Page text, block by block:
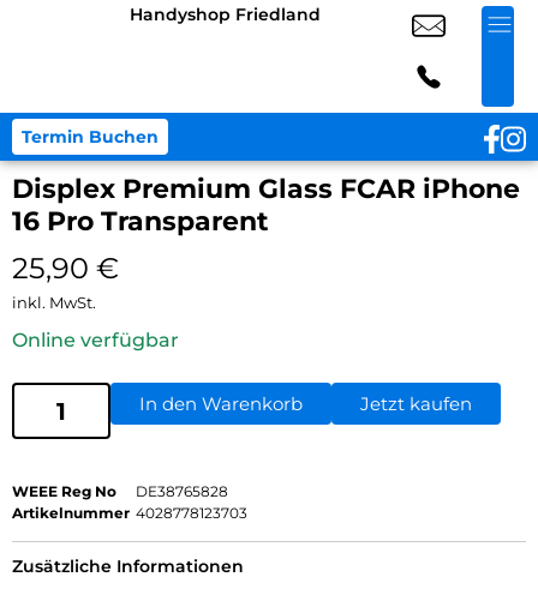
Handyshop Friedland
Termin Buchen
Displex Premium Glass FCAR iPhone
16 Pro Transparent
25,90 €
inkl. MwSt.
Online verfügbar
In den Warenkorb Jetzt kaufen
WEEE Reg No
DE38765828
Artikelnummer 4028778123703
Zusätzliche Informationen